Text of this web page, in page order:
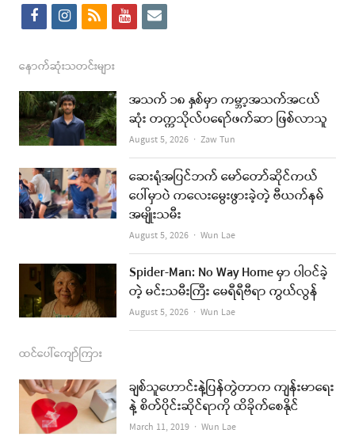
f
c
e
b
o
o
k
i
s
t
a
g
r
a
m
r
s
y
t
u
b
e
i
l
နောက်ဆုံးသတင်းများ
အသက် ၁၈ နှစ်မှာ ကမ္ဘာ့အသက်အငယ်
ဆုံး တက္ကသိုလ်ပရော်ဖက်ဆာ ဖြစ်လာသူ
August 5, 2026 Author
Zaw Tun
ဆေးရုံအပြင်ဘက် မော်တော်ဆိုင်ကယ်
ပေါ်မှာပဲ ကလေးမွေးဖွားခဲ့တဲ့ ဗီယက်နမ်
အမျိုးသမီး
August 5, 2026 Author
Wun Lae
Spider-Man: No Way Home မှာ ပါဝင်ခဲ့
တဲ့ မင်းသမီးကြီး မေရီရီဗီရာ ကွယ်လွန်
August 5, 2026 Author
Wun Lae
ထင်ပေါ်ကျော်ကြား
ချစ်သူဟောင်းနဲ့ပြန်တွဲတာက ကျန်းမာရေး
နဲ့ စိတ်ပိုင်းဆိုင်ရာကို ထိခိုက်စေနိုင်
March 11, 2019 Author
Wun Lae